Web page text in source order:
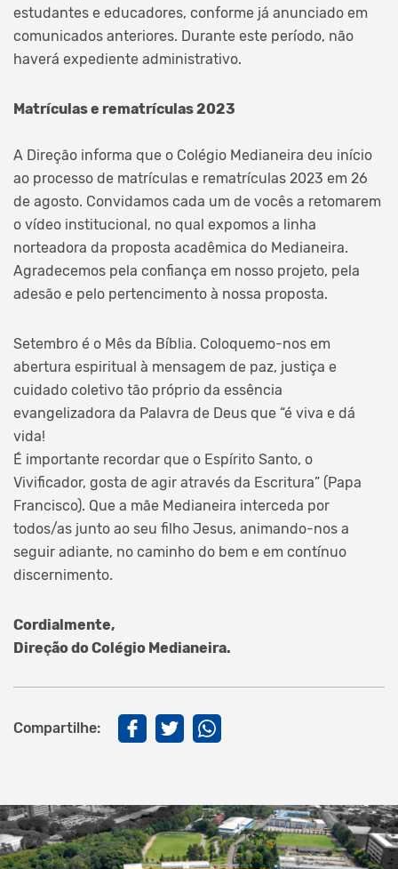
estudantes e educadores, conforme já anunciado em
comunicados anteriores. Durante este período, não
haverá expediente administrativo.
Matrículas e rematrículas 2023
A Direção informa que o Colégio Medianeira deu início
ao processo de matrículas e rematrículas 2023 em 26
de agosto. Convidamos cada um de vocês a retomarem
o vídeo institucional, no qual expomos a linha
norteadora da proposta acadêmica do Medianeira.
Agradecemos pela confiança em nosso projeto, pela
adesão e pelo pertencimento à nossa proposta.
Setembro é o Mês da Bíblia. Coloquemo-nos em
abertura espiritual à mensagem de paz, justiça e
cuidado coletivo tão próprio da essência
evangelizadora da Palavra de Deus que “é viva e dá
vida!
É importante recordar que o Espírito Santo, o
Vivificador, gosta de agir através da Escritura” (Papa
Francisco). Que a mãe Medianeira interceda por
todos/as junto ao seu filho Jesus, animando-nos a
seguir adiante, no caminho do bem e em contínuo
discernimento.
Cordialmente,
Direção do Colégio Medianeira.
Compartilhe: